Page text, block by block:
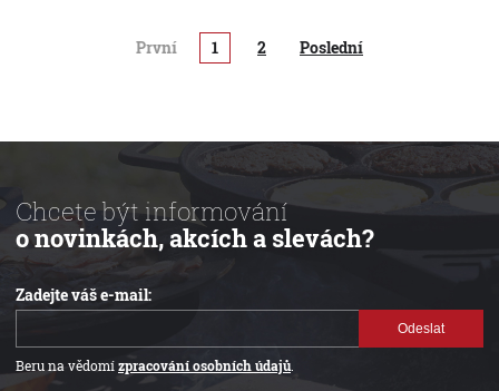
První 1 2 Poslední
Chcete být informování
o novinkách, akcích a slevách?
Zadejte váš e-mail:
Odeslat
Beru na vědomízpracování osobních údajů.